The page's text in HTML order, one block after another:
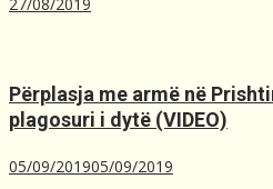
Përplasja me armë në
plagosuri i dytë (VIDEO)
05/09/201905/09/2019